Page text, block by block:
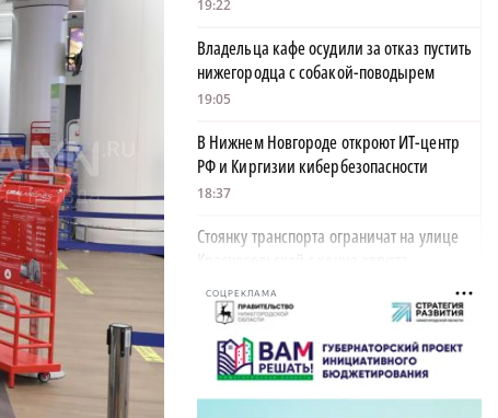
19:22
Владельца кафе осудили за отказ пустить
нижегородца с собакой-поводырем
19:05
В Нижнем Новгороде откроют ИТ-центр
РФ и Киргизии кибербезопасности
18:37
Стоянку транспорта ограничат на улице
Красносельской с конца августа
18:37
Волонтеры обнаружили заброшенный
дом, в котором живет около 20 собак и
щенков
18:02
СОЦРЕКЛАМА